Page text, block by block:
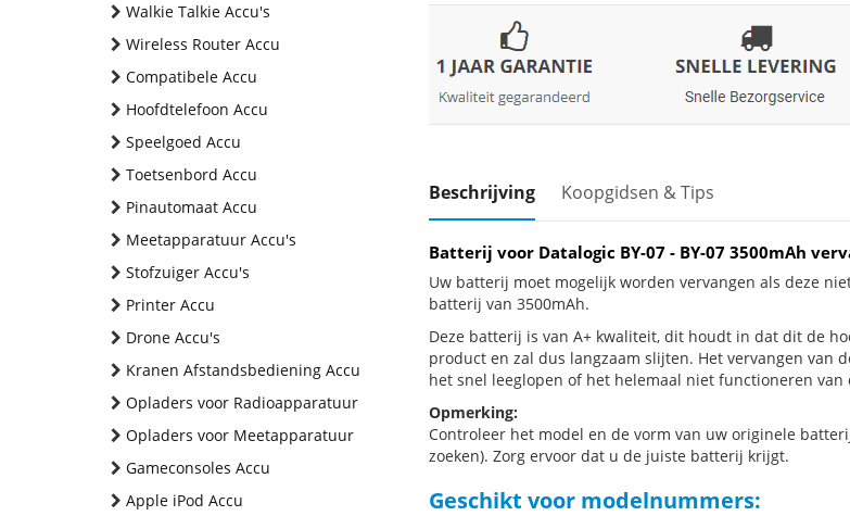
Walkie Talkie Accu's
Wireless Router Accu
Compatibele Accu
Hoofdtelefoon Accu
Speelgoed Accu
Toetsenbord Accu
Pinautomaat Accu
Meetapparatuur Accu's
Stofzuiger Accu's
Printer Accu
Drone Accu's
Kranen Afstandsbediening Accu
Opladers voor Radioapparatuur
Opladers voor Meetapparatuur
Gameconsoles Accu
Apple iPod Accu
Beschrijving Koopgidsen & Tips
Batterij voor Datalogic BY-07 - BY-07 3500mAh
Uw batterij moet mogelijk worden vervangen als deze
batterij van 3500mAh.
Deze batterij is van A+ kwaliteit, dit houdt in dat dit de
product en zal dus langzaam slijten. Het vervangen van
het snel leeglopen of het helemaal niet functioneren van
Opmerking:
Controleer het model en de vorm van uw originele
zoeken). Zorg ervoor dat u de juiste batterij krijgt.
Geschikt voor modelnummers: